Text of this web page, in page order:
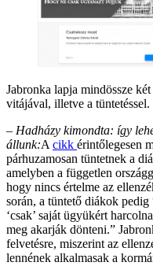
Jabronka lapja mindössze
vitájával, illetve a tüntetéssel.
– Hadházy kimondta: így
állunk:A cikk érintőlegesen
párhuzamosan tüntetnek a
amelyben a független
hogy nincs értelme az
során, a tüntető diákok
‘csak’ saját ügyükért
meg akarják dönteni.”
felvetésre, miszerint az
lennének alkalmasak a